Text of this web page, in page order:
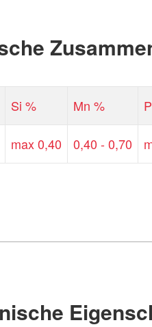
Si % Mn %
max 0,40 0,40 - 0,70